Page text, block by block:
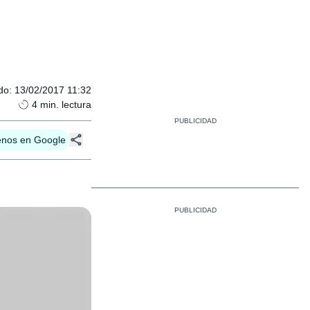
: 13/02/2017 11:32
4 min. lectura
en Google